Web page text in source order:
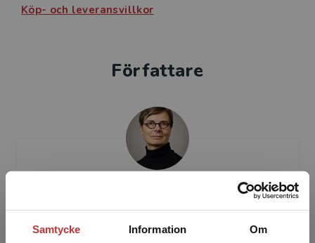
Samtycke Information Om
Köp- och leveransvillkor
Författare
Anna Braide har en bakgrund som arkitekt med